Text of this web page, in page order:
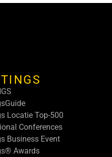
Locatie Top-500
Conferences
Business Event
Awards